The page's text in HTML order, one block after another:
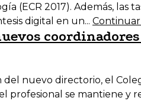
(ECR 2017). Además, las
digital en un...
nuevo directorio, el
profesional se mantiene y